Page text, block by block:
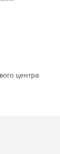
центра